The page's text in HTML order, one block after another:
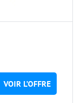
VOIR L’OFFRE